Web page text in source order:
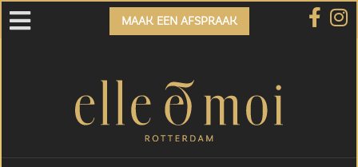
MAAK EEN AFSPRAAK